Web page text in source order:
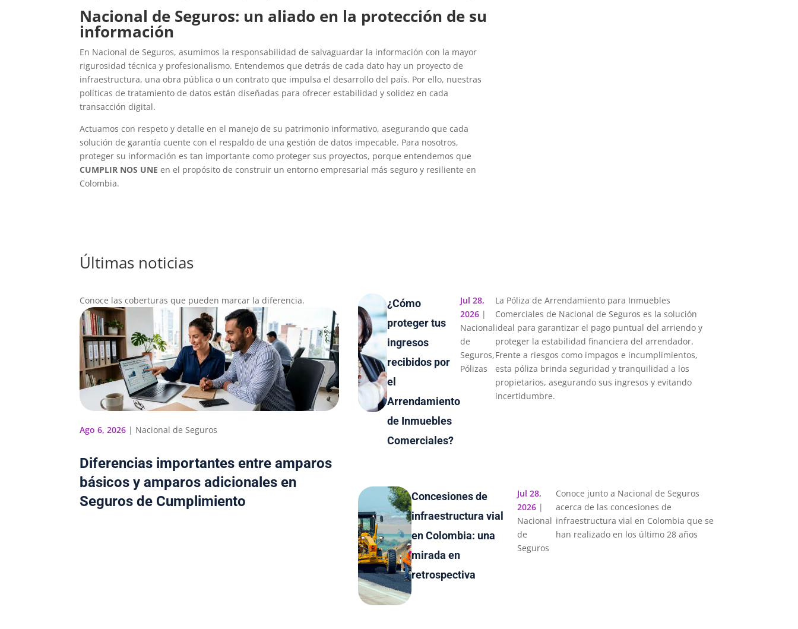
Nacional de Seguros: un aliado en la protección de su
información
En Nacional de Seguros, asumimos la responsabilidad de salvaguardar la información con la mayor
rigurosidad técnica y profesionalismo. Entendemos que detrás de cada dato hay un proyecto de
infraestructura, una obra pública o un contrato que impulsa el desarrollo del país. Por ello, nuestras
políticas de tratamiento de datos están diseñadas para ofrecer estabilidad y solidez en cada
transacción digital.
Actuamos con respeto y detalle en el manejo de su patrimonio informativo, asegurando que cada
solución de garantía cuente con el respaldo de una gestión de datos impecable. Para nosotros,
proteger su información es tan importante como proteger sus proyectos, porque entendemos que
CUMPLIR NOS UNE en el propósito de construir un entorno empresarial más seguro y resiliente en
Colombia.
Últimas noticias
Diferencias importantes entre amparos
básicos y amparos adicionales en
Seguros de Cumplimiento
Ago 6, 2026 | Nacional de Seguros
Conoce las coberturas que pueden marcar la diferencia.
¿Cómo
proteger tus
ingresos
recibidos por
el
Arrendamiento
de Inmuebles
Comerciales?
Jul 28,
2026|
Nacional
de
Seguros,
Pólizas
La Póliza de Arrendamiento para Inmuebles
Comerciales de Nacional de Seguros es la solución
ideal para garantizar el pago puntual del arriendo y
proteger la estabilidad financiera del arrendador.
Frente a riesgos como impagos e incumplimientos,
esta póliza brinda seguridad y tranquilidad a los
propietarios, asegurando sus ingresos y evitando
incertidumbre.
Concesiones de
infraestructura vial
en Colombia: una
mirada en
retrospectiva
Jul 28,
2026|
Nacional
de
Seguros
Conoce junto a Nacional de Seguros
acerca de las concesiones de
infraestructura vial en Colombia que se
han realizado en los último 28 años